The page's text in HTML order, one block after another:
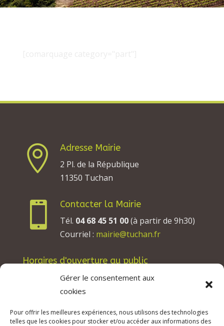
Gérer le consentement aux
cookies
Pour offrir les meilleures expériences, nous utilisons des technologies
telles que les cookies pour stocker et/ou accéder aux informations des

Adresse Mairie
2 Pl. de la République
11350 Tuchan

Contacter la Mairie
Tél. 04 68 45 51 00(à partir de 9h30)
Courriel : mairie@tuchan.fr
Horaires d'ouverture au public
Les lundis, mardis et jeudis : de 8h à 12h et de
13h30 à 17h30.
Les vendredis : de 8h à 12h.